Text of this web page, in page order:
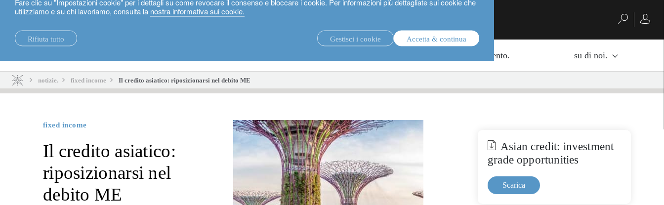
utilizziamo e su chi lavoriamo, consulta la nostra informativa sui cookie.
Rifiuta tutto Gestisci i cookie Accetta & continua
fondi di investimento. su di noi.
notizie. fixed income Il credito asiatico: riposizionarsi nel debito ME
fixed income
Il credito asiatico:
riposizionarsi nel
debito ME
Asian credit: investment
grade opportunities
Scarica